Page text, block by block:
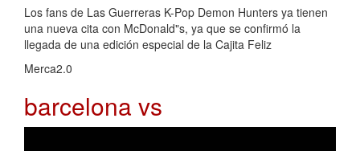
Los fans de Las Guerreras K-Pop Demon Hunters ya tienen
una nueva cita con McDonald"s, ya que se confirmó la
llegada de una edición especial de la Cajita Feliz
Merca2.0
barcelona vs